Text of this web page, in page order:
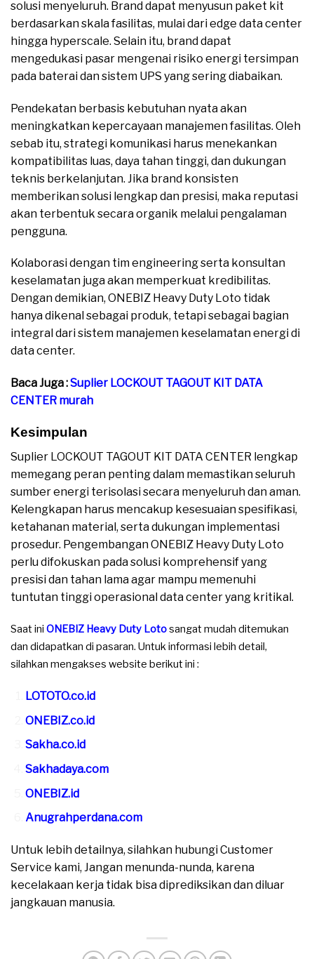
solusi menyeluruh. Brand dapat menyusun paket kit
berdasarkan skala fasilitas, mulai dari edge data center
hingga hyperscale. Selain itu, brand dapat
mengedukasi pasar mengenai risiko energi tersimpan
pada baterai dan sistem UPS yang sering diabaikan.
Pendekatan berbasis kebutuhan nyata akan
meningkatkan kepercayaan manajemen fasilitas. Oleh
sebab itu, strategi komunikasi harus menekankan
kompatibilitas luas, daya tahan tinggi, dan dukungan
teknis berkelanjutan. Jika brand konsisten
memberikan solusi lengkap dan presisi, maka reputasi
akan terbentuk secara organik melalui pengalaman
pengguna.
Kolaborasi dengan tim engineering serta konsultan
keselamatan juga akan memperkuat kredibilitas.
Dengan demikian, ONEBIZ Heavy Duty Loto tidak
hanya dikenal sebagai produk, tetapi sebagai bagian
integral dari sistem manajemen keselamatan energi di
data center.
Baca Juga :Suplier LOCKOUT TAGOUT KIT DATA
CENTER murah
Kesimpulan
Suplier LOCKOUT TAGOUT KIT DATA CENTER lengkap
memegang peran penting dalam memastikan seluruh
sumber energi terisolasi secara menyeluruh dan aman.
Kelengkapan harus mencakup kesesuaian spesifikasi,
ketahanan material, serta dukungan implementasi
prosedur. Pengembangan ONEBIZ Heavy Duty Loto
perlu difokuskan pada solusi komprehensif yang
presisi dan tahan lama agar mampu memenuhi
tuntutan tinggi operasional data center yang kritikal.
Saat ini ONEBIZ Heavy Duty Lotosangat mudah ditemukan
dan didapatkan di pasaran. Untuk informasi lebih detail,
silahkan mengakses website berikut ini :
LOTOTO.co.id
ONEBIZ.co.id
Sakha.co.id
Sakhadaya.com
ONEBIZ.id
Anugrahperdana.com
Untuk lebih detailnya, silahkan hubungi Customer
Service kami, Jangan menunda-nunda, karena
kecelakaan kerja tidak bisa diprediksikan dan diluar
jangkauan manusia.